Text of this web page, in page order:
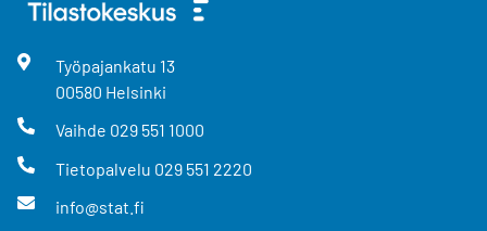
Työpajankatu 13
00580 Helsinki
Vaihde 029 551 1000
Tietopalvelu 029 551 2220
info@stat.fi